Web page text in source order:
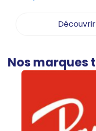
Découvrir
Nos marques